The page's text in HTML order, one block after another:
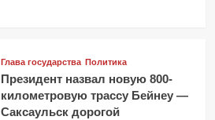
Глава государства Политика
Президент назвал новую 800-
километровую трассу Бейнеу —
Саксаульск дорогой